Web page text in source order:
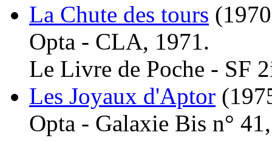
La Chute des tours
Opta - CLA, 1971.
Le Livre de Poche - SF
Les Joyaux d'Aptor
Opta - Galaxie Bis n°